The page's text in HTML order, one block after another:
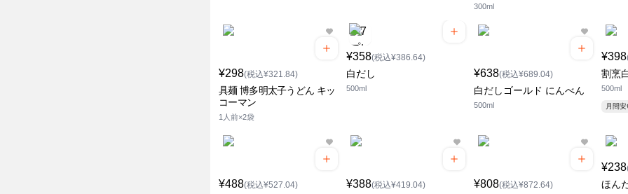
300ml
¥298(税込¥321.84)
具麺 博多明太子うどん キッ
コーマン
1人前×2袋
¥358(税込¥386.64)
白だし
500ml
¥638(税込¥689.04)
白だしゴールド にんべん
500ml
¥398
割烹
500ml
月間
¥488(税込¥527.04) ¥388(税込¥419.04) ¥808(税込¥872.64)
¥238
ほん